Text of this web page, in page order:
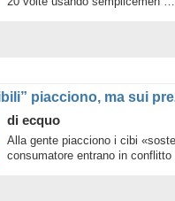
piacciono, ma sui
di ecquo
Alla gente piacciono i cibi
consumatore entrano in